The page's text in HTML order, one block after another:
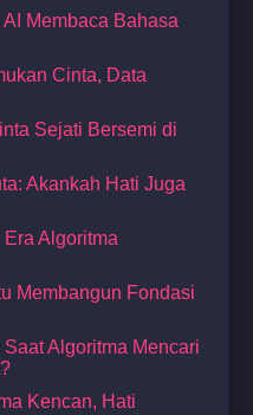
Membaca Bahasa
Cinta, Data
Sejati Bersemi di
Akankah Hati Juga
Algoritma
Membangun Fondasi
Algoritma Mencari
Kencan, Hati